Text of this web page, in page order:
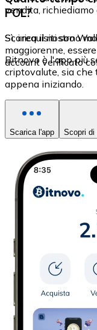
vendita,
POL?
Sì, i requisiti sono
maggiorenne,
account verificato
Scarica il nostro
Bitnovo è l'app più
criptovalute, sia che
appena iniziando.
Scarica l'app Scopri di